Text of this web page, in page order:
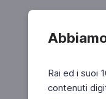
Rai ed i suoi
contenuti